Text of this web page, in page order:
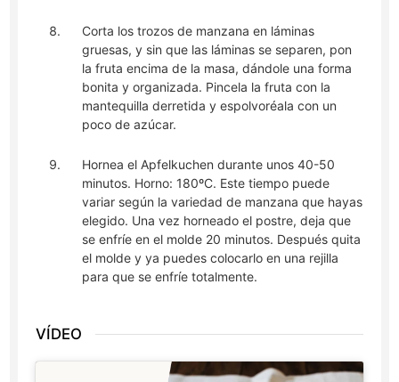
Corta los trozos de manzana en láminas
gruesas, y sin que las láminas se separen, pon
la fruta encima de la masa, dándole una forma
bonita y organizada. Pincela la fruta con la
mantequilla derretida y espolvoréala con un
poco de azúcar.
Hornea el Apfelkuchen durante unos 40-50
minutos. Horno: 180ºC. Este tiempo puede
variar según la variedad de manzana que hayas
elegido. Una vez horneado el postre, deja que
se enfríe en el molde 20 minutos. Después quita
el molde y ya puedes colocarlo en una rejilla
para que se enfríe totalmente.
VÍDEO